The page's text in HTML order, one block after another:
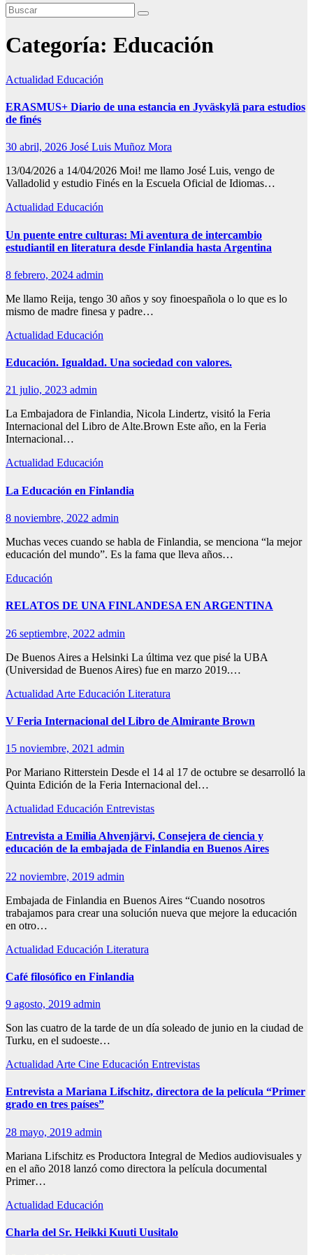
Categoría: Educación
Actualidad Educación
ERASMUS+ Diario de una estancia en Jyväskylä para estudios
de finés
30 abril, 2026 José Luis Muñoz Mora
13/04/2026 a 14/04/2026 Moi! me llamo José Luis, vengo de
Valladolid y estudio Finés en la Escuela Oficial de Idiomas…
Actualidad Educación
Un puente entre culturas: Mi aventura de intercambio
estudiantil en literatura desde Finlandia hasta Argentina
8 febrero, 2024 admin
Me llamo Reija, tengo 30 años y soy finoespañola o lo que es lo
mismo de madre finesa y padre…
Actualidad Educación
Educación. Igualdad. Una sociedad con valores.
21 julio, 2023 admin
La Embajadora de Finlandia, Nicola Lindertz, visitó la Feria
Internacional del Libro de Alte.Brown Este año, en la Feria
Internacional…
Actualidad Educación
La Educación en Finlandia
8 noviembre, 2022 admin
Muchas veces cuando se habla de Finlandia, se menciona “la mejor
educación del mundo”. Es la fama que lleva años…
Educación
RELATOS DE UNA FINLANDESA EN ARGENTINA
26 septiembre, 2022 admin
De Buenos Aires a Helsinki La última vez que pisé la UBA
(Universidad de Buenos Aires) fue en marzo 2019.…
Actualidad Arte Educación Literatura
V Feria Internacional del Libro de Almirante Brown
15 noviembre, 2021 admin
Por Mariano Ritterstein Desde el 14 al 17 de octubre se desarrolló la
Quinta Edición de la Feria Internacional del…
Actualidad Educación Entrevistas
Entrevista a Emilia Ahvenjärvi, Consejera de ciencia y
educación de la embajada de Finlandia en Buenos Aires
22 noviembre, 2019 admin
Embajada de Finlandia en Buenos Aires “Cuando nosotros
trabajamos para crear una solución nueva que mejore la educación
en otro…
Actualidad Educación Literatura
Café filosófico en Finlandia
9 agosto, 2019 admin
Son las cuatro de la tarde de un día soleado de junio en la ciudad de
Turku, en el sudoeste…
Actualidad Arte Cine Educación Entrevistas
Entrevista a Mariana Lifschitz, directora de la película “Primer
grado en tres países”
28 mayo, 2019 admin
Mariana Lifschitz es Productora Integral de Medios audiovisuales y
en el año 2018 lanzó como directora la película documental
Primer…
Actualidad Educación
Charla del Sr. Heikki Kuuti Uusitalo